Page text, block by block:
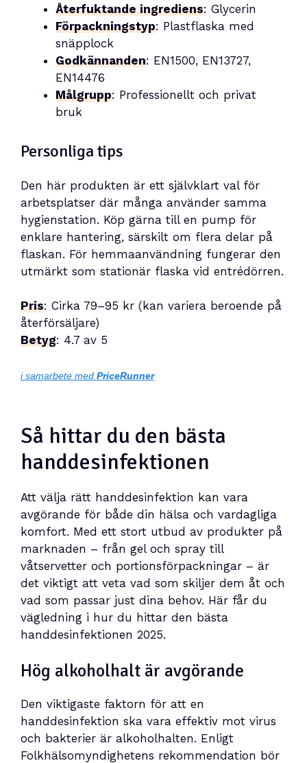
Återfuktande ingrediens: Glycerin
Förpackningstyp: Plastflaska med
snäpplock
Godkännanden: EN1500, EN13727,
EN14476
Målgrupp: Professionellt och privat
bruk
Personliga tips
Den här produkten är ett självklart val för
arbetsplatser där många använder samma
hygienstation. Köp gärna till en pump för
enklare hantering, särskilt om flera delar på
flaskan. För hemmaanvändning fungerar den
utmärkt som stationär flaska vid entrédörren.
Pris: Cirka 79–95 kr (kan variera beroende på
återförsäljare)
Betyg: 4.7 av 5
i samarbete med PriceRunner
Så hittar du den bästa
handdesinfektionen
Att välja rätt handdesinfektion kan vara
avgörande för både din hälsa och vardagliga
komfort. Med ett stort utbud av produkter på
marknaden – från gel och spray till
våtservetter och portionsförpackningar – är
det viktigt att veta vad som skiljer dem åt och
vad som passar just dina behov. Här får du
vägledning i hur du hittar den bästa
handdesinfektionen 2025.
Hög alkoholhalt är avgörande
Den viktigaste faktorn för att en
handdesinfektion ska vara effektiv mot virus
och bakterier är alkoholhalten. Enligt
Folkhälsomyndighetens rekommendation bör